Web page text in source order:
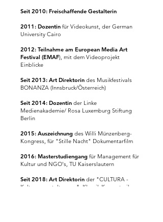
Seit 2010: Freischaffende Gestalterin
2011: Dozentin für Videokunst, der German
University Cairo
2012: Teilnahme am European Media Art
Festival (EMAF), mit dem Videoprojekt
Einblicke
Seit 2013: Art Direktorin des Musikfestivals
BONANZA (Innsbruck/Österreich)
Seit 2014: Dozentin der Linke
Medienakademie/ Rosa Luxemburg Stiftung
Berlin​
2015: Auszeichnung des Willi Münzenberg-
Kongress, für "Stille Nacht" Dokumentarfilm
2016: Masterstudiengang für Management für
Kultur und NGO's, TU Kaiserslautern
Seit 2018: Art Direktorin der "CULTURA -
Kulturveranstaltungen", Klassik Konzertreihe